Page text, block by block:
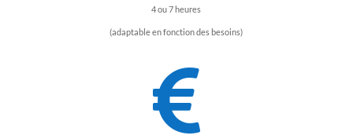
4 ou 7 heures
(adaptable en fonction des besoins)
